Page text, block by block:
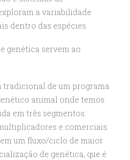
a variabilidade
dentro das espécies.
genética servem ao
tradicional de um programa
animal onde temos
em três segmentos:
e comerciais.
um fluxo/ciclo de maior
de genética, que é